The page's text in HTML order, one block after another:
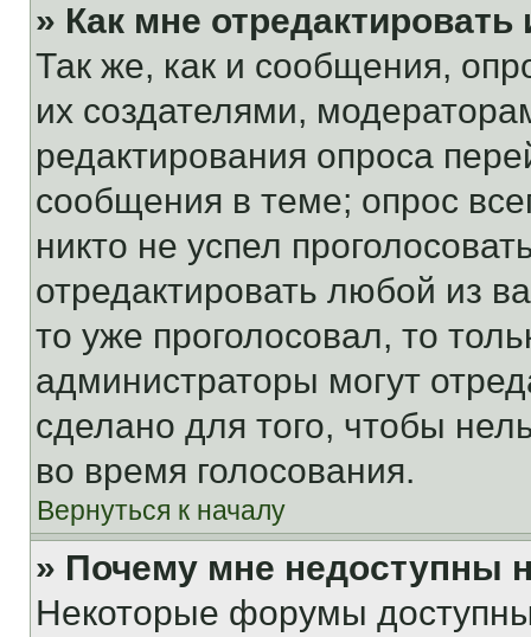
» Как мне
Так же, как и сообщения,
их создателями,
редактирования опроса
сообщения в теме; опрос
никто не успел
отредактировать любой из
то уже проголосовал, то
администраторы могут
сделано для того, чтобы
во время голосования.
Вернуться к началу
» Почему мне недоступны
Некоторые форумы